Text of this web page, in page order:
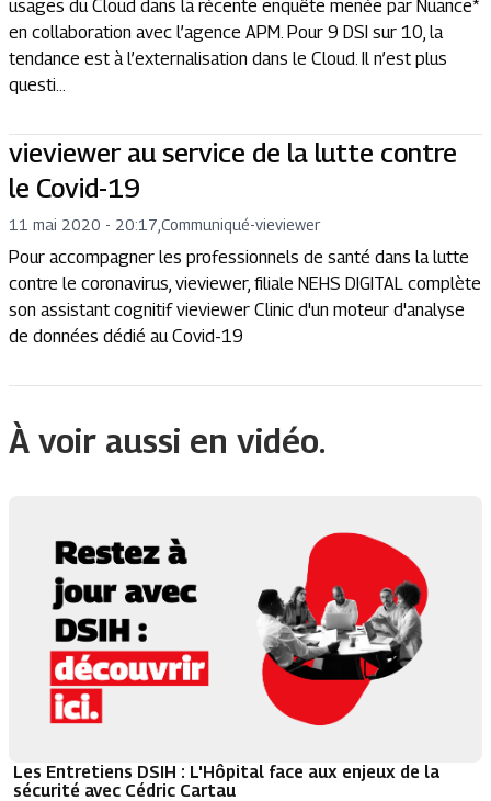
usages du Cloud dans la récente enquête menée par Nuance*
en collaboration avec l’agence APM. Pour 9 DSI sur 10, la
tendance est à l’externalisation dans le Cloud. Il n’est plus
questi...
vieviewer au service de la lutte contre
le Covid-19
11 mai 2020 - 20:17 Communiqué-vieviewer
Pour accompagner les professionnels de santé dans la lutte
contre le coronavirus, vieviewer, filiale NEHS DIGITAL complète
son assistant cognitif vieviewer Clinic d'un moteur d'analyse
de données dédié au Covid-19
À voir aussi en vidéo.
Les Entretiens DSIH : L'Hôpital face aux enjeux de la
sécurité avec Cédric Cartau